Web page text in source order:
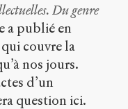
Du genre
a publié en
couvre la
nos jours.
d’un
question ici.